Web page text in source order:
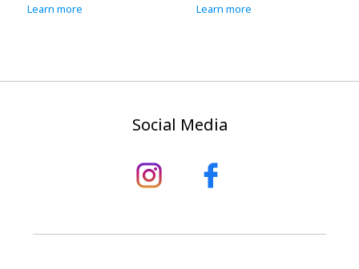
Learn more Learn more
Social Media